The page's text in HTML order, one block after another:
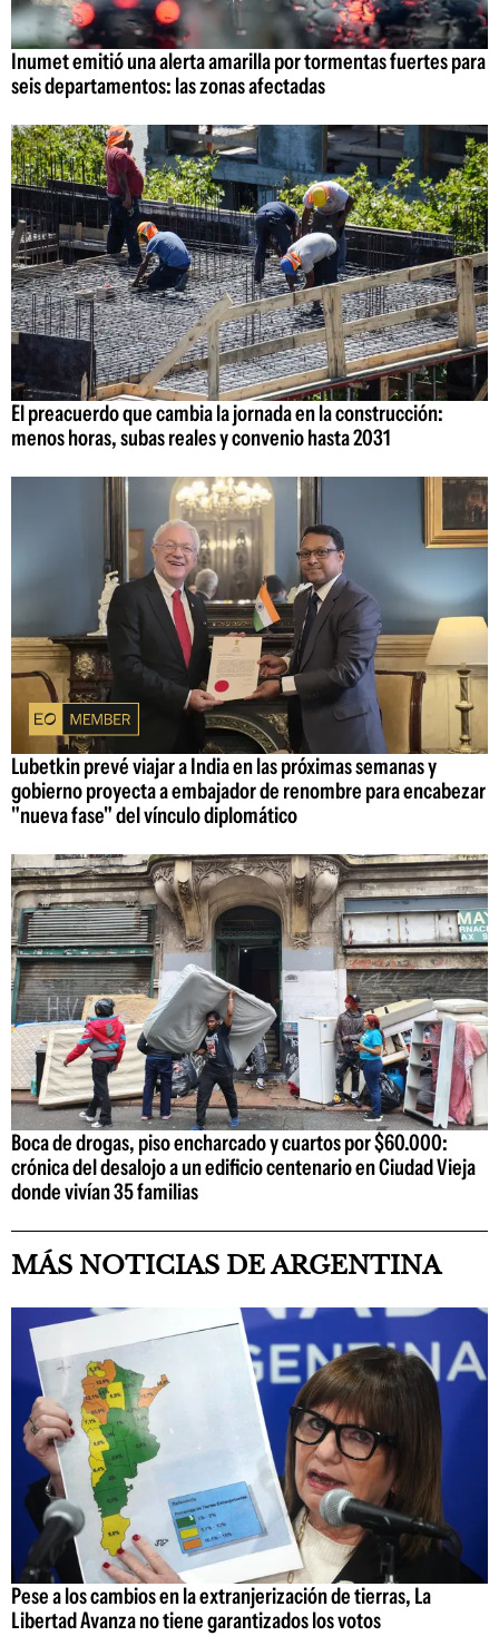
Inumet emitió una alerta amarilla por tormentas fuertes para
seis departamentos: las zonas afectadas
El preacuerdo que cambia la jornada en la construcción:
menos horas, subas reales y convenio hasta 2031
Lubetkin prevé viajar a India en las próximas semanas y
gobierno proyecta a embajador de renombre para encabezar
"nueva fase" del vínculo diplomático
Boca de drogas, piso encharcado y cuartos por $60.000:
crónica del desalojo a un edificio centenario en Ciudad Vieja
donde vivían 35 familias
MÁS NOTICIAS DE ARGENTINA
Pese a los cambios en la extranjerización de tierras, La
Libertad Avanza no tiene garantizados los votos